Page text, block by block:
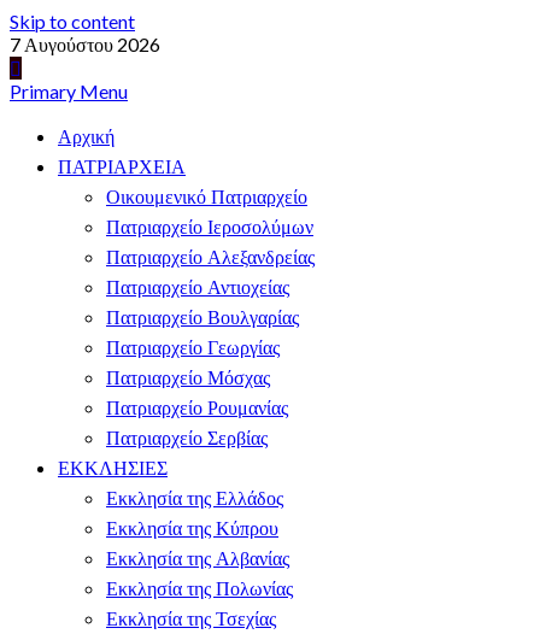
Skip to content
7 Αυγούστου 2026
Primary Menu
Αρχική
ΠΑΤΡΙΑΡΧΕΙΑ
Οικουμενικό Πατριαρχείο
Πατριαρχείο Ιεροσολύμων
Πατριαρχείο Αλεξανδρείας
Πατριαρχείο Αντιοχείας
Πατριαρχείο Βουλγαρίας
Πατριαρχείο Γεωργίας
Πατριαρχείο Μόσχας
Πατριαρχείο Ρουμανίας
Πατριαρχείο Σερβίας
ΕΚΚΛΗΣΙΕΣ
Εκκλησία της Ελλάδος
Εκκλησία της Κύπρου
Εκκλησία της Αλβανίας
Εκκλησία της Πολωνίας
Εκκλησία της Τσεχίας